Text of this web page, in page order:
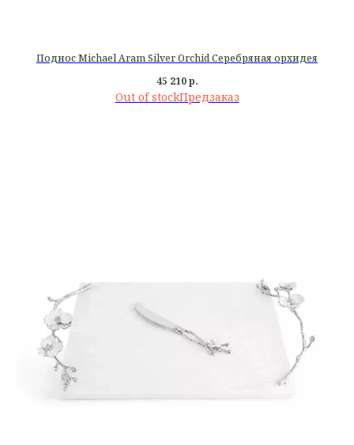
Поднос Michael Aram Silver Orchid Серебряная орхидея
45 210 р.
Out of stock